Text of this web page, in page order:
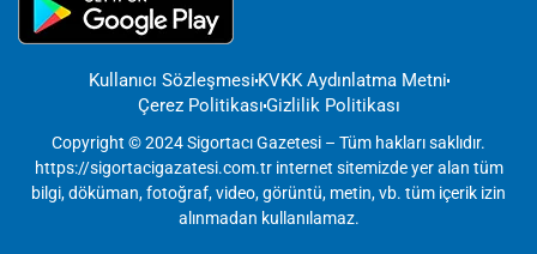
Kullanıcı SözleşmesiKVKK Aydınlatma Metni
Çerez PolitikasıGizlilik Politikası
Copyright © 2024 Sigortacı Gazetesi – Tüm hakları saklıdır.
https://sigortacigazatesi.com.tr internet sitemizde yer alan tüm
bilgi, döküman, fotoğraf, video, görüntü, metin, vb. tüm içerik izin
alınmadan kullanılamaz.